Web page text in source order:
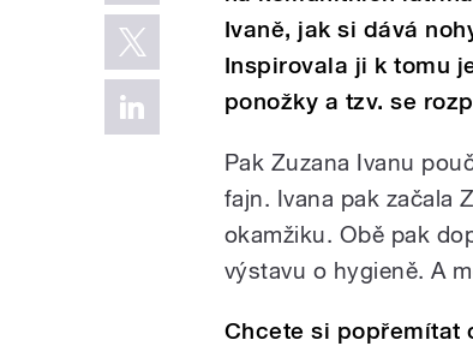
Ivaně, jak si dává
Inspirovala ji k tomu
ponožky a tzv. se
Pak Zuzana Ivanu
fajn. Ivana pak začala
okamžiku. Obě pak
výstavu o hygieně. A
Chcete si popřemítat